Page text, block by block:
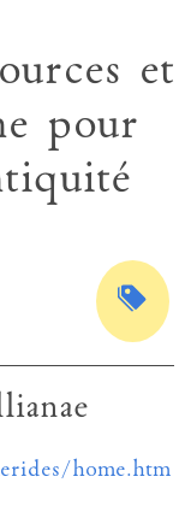
et
pour
home.htm